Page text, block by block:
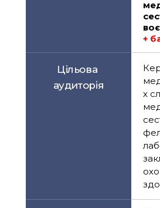
+
Цільова
аудиторія
х